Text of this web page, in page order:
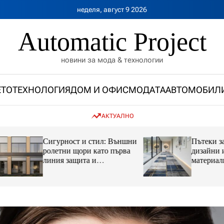
неделя, август 9 2026
Automatic Project
новини за мода & технологии
ТЕХНОЛОГИЯДОМ И ОФИСМОДАТА
АКТУАЛНО
Сигурност и стил: Външни
ролетни щори като първа
линия защита и
инвестиция в имота
Пътеки за
дизайни и
материали, които
преобразяват